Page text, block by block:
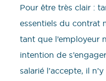
Pour être très clair :
essentiels du contrat
tant que l’employeur
intention de
salarié l’accepte, il